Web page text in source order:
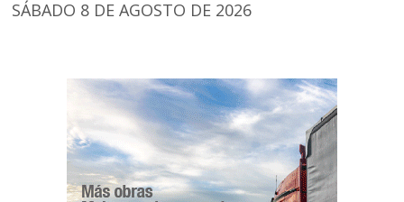
SÁBADO 8 DE AGOSTO DE 2026